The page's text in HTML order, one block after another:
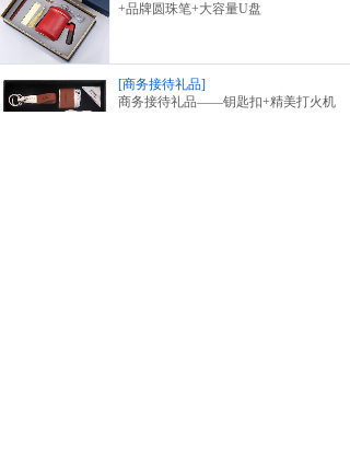
+品牌圆珠笔+大容量U盘
[商务接待礼品]
商务接待礼品——钥匙扣+精美打火机